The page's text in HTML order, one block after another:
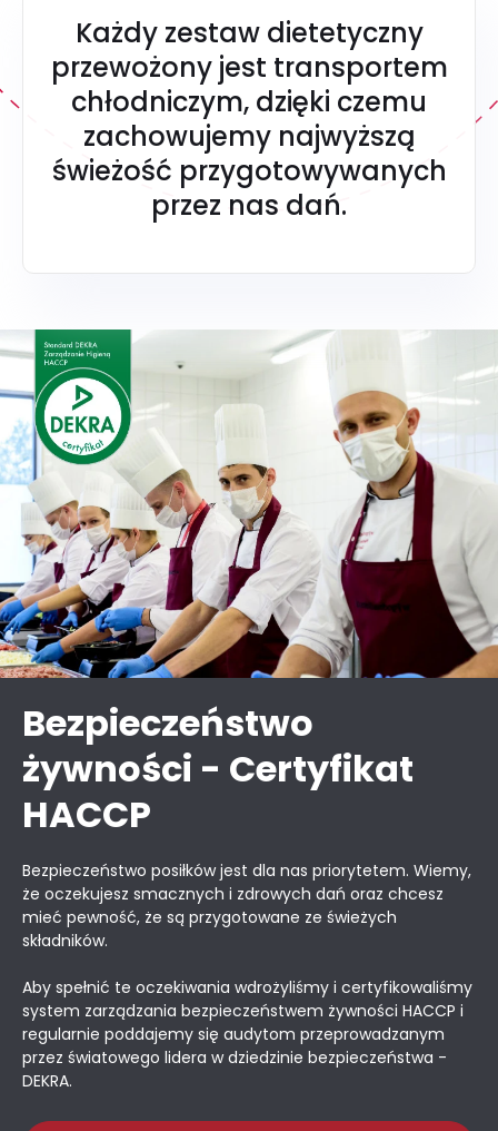
Każdy zestaw dietetyczny
przewożony jest transportem
chłodniczym, dzięki czemu
zachowujemy najwyższą
świeżość przygotowywanych
przez nas dań.
Bezpieczeństwo
żywności - Certyfikat
HACCP
Bezpieczeństwo posiłków jest dla nas priorytetem. Wiemy,
że oczekujesz smacznych i zdrowych dań oraz chcesz
mieć pewność, że są przygotowane ze świeżych
składników.
Aby spełnić te oczekiwania wdrożyliśmy i certyfikowaliśmy
system zarządzania bezpieczeństwem żywności HACCP i
regularnie poddajemy się audytom przeprowadzanym
przez światowego lidera w dziedzinie bezpieczeństwa -
DEKRA.